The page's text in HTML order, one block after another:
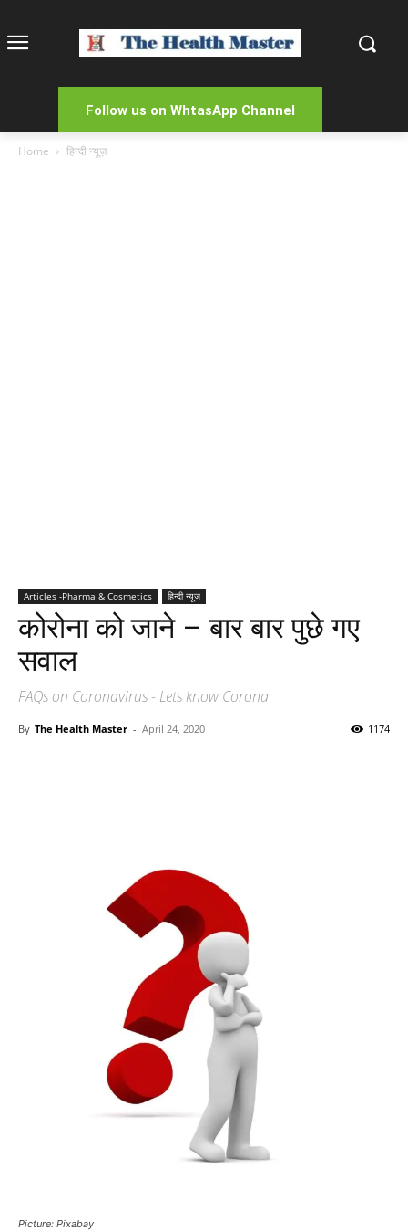
Follow us on WhtasApp Channel
Home हिन्दी न्यूज़
Articles -Pharma & Cosmetics हिन्दी न्यूज़
कोरोना को जाने – बार बार पुछे गए
सवाल
FAQs on Coronavirus - Lets know Corona
By The Health Master - April 24, 2020 1174
Picture: Pixabay